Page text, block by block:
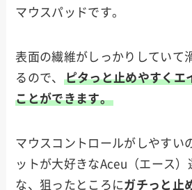
マウスパッドです。
表面の繊維がしっかりしていて
るので、
ピタっと止めやすくエ
ことができます。
マウスコントロールがしやすい
ットが大好きなAceu（エース）
な、狙ったところにガチっと止